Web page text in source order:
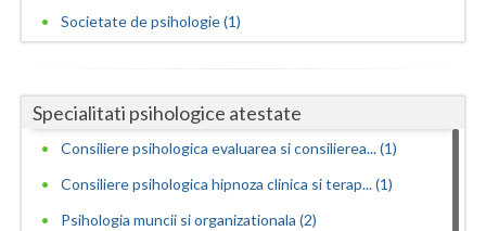
(3)
(2)
Consiliere psihologica pentru persoanele care s... (2)
Societate de psihologie (1)
Specialitati psihologice atestate
Consiliere psihologica evaluarea si consilierea... (1)
Consiliere psihologica hipnoza clinica si terap... (1)
Psihologia muncii si organizationala (2)